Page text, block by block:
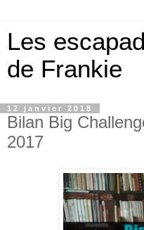
Les
de Frankie
12 janvier 2018
Bilan Big
2017